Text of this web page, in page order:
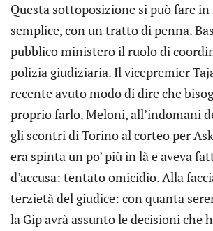
Questa sottoposizione si può fare
semplice, con un tratto di penna.
pubblico ministero il ruolo di
polizia giudiziaria. Il vicepremier
recente avuto modo di dire che
proprio farlo. Meloni, all’indomani
gli scontri di Torino al corteo per
era spinta un po’ più in là e aveva
d’accusa: tentato omicidio. Alla
terzietà del giudice: con quanta
la Gip avrà assunto le decisioni che